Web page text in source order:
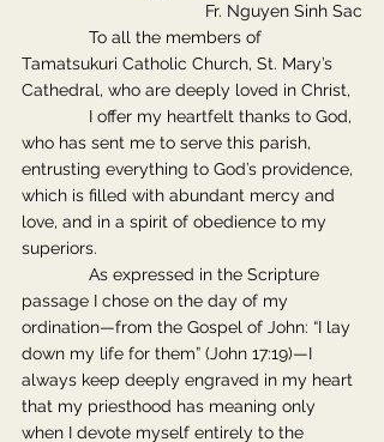
Fr. Nguyen Sinh Sac
To all the members of
Tamatsukuri Catholic Church, St. Mary’s
Cathedral, who are deeply loved in Christ,
I offer my heartfelt thanks to God,
who has sent me to serve this parish,
entrusting everything to God’s providence,
which is filled with abundant mercy and
love, and in a spirit of obedience to my
superiors.
As expressed in the Scripture
passage I chose on the day of my
ordination—from the Gospel of John: “I lay
down my life for them” (John 17:19)—I
always keep deeply engraved in my heart
that my priesthood has meaning only
when I devote myself entirely to the